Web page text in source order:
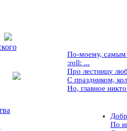
По-моему, самым
:roll: ...
Про лестницу
С праздником,
Но, главное
По